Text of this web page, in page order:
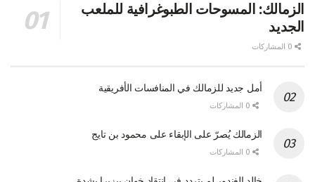
الزمالك: المسوحات الطبوغرافية للملعب
الجديد
أمل جديد للزمالك في المنافسات الأفريقية
الزمالك يُصرّ على الإبقاء على محمود بن تايج